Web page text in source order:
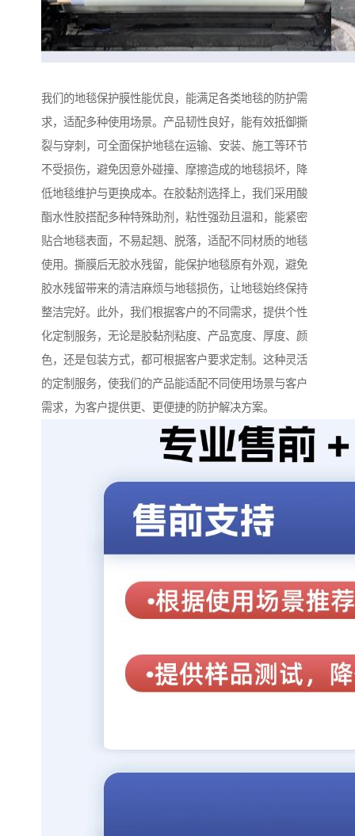
我们的地毯保护膜性能优良，能满足各类地毯的防护需
求，适配多种使用场景。产品韧性良好，能有效抵御撕
裂与穿刺，可全面保护地毯在运输、安装、施工等环节
不受损伤，避免因意外碰撞、摩擦造成的地毯损坏，降
低地毯维护与更换成本。在胶黏剂选择上，我们采用酸
酯水性胶搭配多种特殊助剂，粘性强劲且温和，能紧密
贴合地毯表面，不易起翘、脱落，适配不同材质的地毯
使用。撕膜后无胶水残留，能保护地毯原有外观，避免
胶水残留带来的清洁麻烦与地毯损伤，让地毯始终保持
整洁完好。此外，我们根据客户的不同需求，提供个性
化定制服务，无论是胶黏剂粘度、产品宽度、厚度、颜
色，还是包装方式，都可根据客户要求定制。这种灵活
的定制服务，使我们的产品能适配不同使用场景与客户
需求，为客户提供更、更便捷的防护解决方案。